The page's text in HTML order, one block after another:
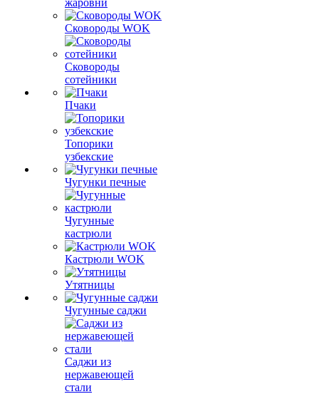
жаровни
Сковороды WOK
Сковороды
сотейники
Пчаки
Топорики
узбекские
Чугунки печные
Чугунные
кастрюли
Кастрюли WOK
Утятницы
Чугунные саджи
Саджи из
нержавеющей
стали